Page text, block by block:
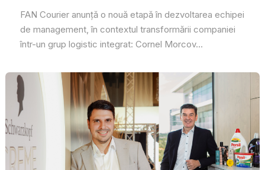
FAN Courier anunță o nouă etapă în dezvoltarea echipei
de management, în contextul transformării companiei
într-un grup logistic integrat: Cornel Morcov...